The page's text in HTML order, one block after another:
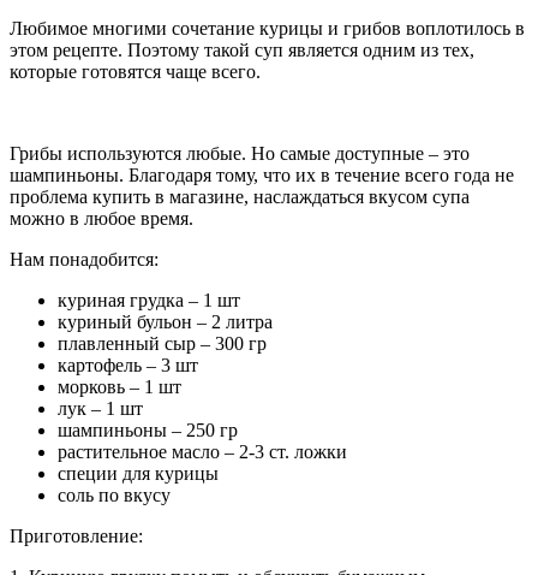
Любимое многими сочетание курицы и грибов воплотилось в
этом рецепте. Поэтому такой суп является одним из тех,
которые готовятся чаще всего.
Грибы используются любые. Но самые доступные – это
шампиньоны. Благодаря тому, что их в течение всего года не
проблема купить в магазине, наслаждаться вкусом супа
можно в любое время.
Нам понадобится:
куриная грудка – 1 шт
куриный бульон – 2 литра
плавленный сыр – 300 гр
картофель – 3 шт
морковь – 1 шт
лук – 1 шт
шампиньоны – 250 гр
растительное масло – 2-3 ст. ложки
специи для курицы
соль по вкусу
Приготовление: